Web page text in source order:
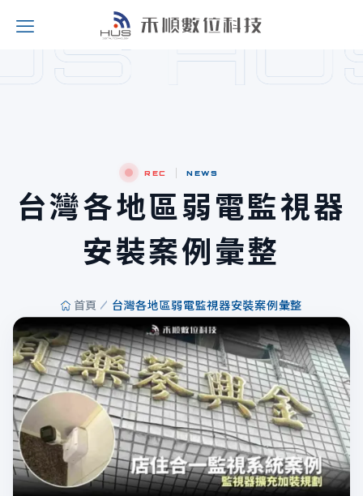
首頁 台灣各地區弱電監視器安裝案例彙整
REC NEWS
台灣各地區弱電監視器
安裝案例彙整